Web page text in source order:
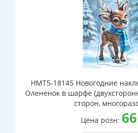
НМТ5-18145 Новогодние
Олененок в шарфе
сторон,
Цена розн: 66